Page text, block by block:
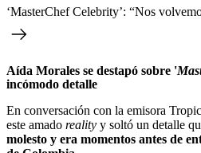
‘MasterChef Celebrity’: “Nos
Aída Morales se destapó sobre '
incómodo detalle
En conversación con la emisora
este amado reality y soltó un detalle
molesto y era momentos antes de